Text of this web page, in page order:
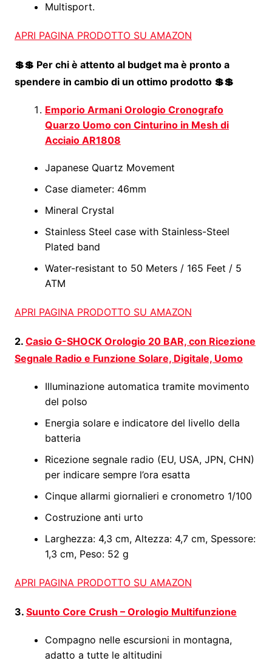
Multisport.
APRI PAGINA PRODOTTO SU AMAZON
💲💲 Per chi è attento al budget ma è pronto a
spendere in cambio di un ottimo prodotto 💲💲
Emporio Armani Orologio Cronografo
Quarzo Uomo con Cinturino in Mesh di
Acciaio AR1808
Japanese Quartz Movement
Case diameter: 46mm
Mineral Crystal
Stainless Steel case with Stainless-Steel
Plated band
Water-resistant to 50 Meters / 165 Feet / 5
ATM
APRI PAGINA PRODOTTO SU AMAZON
2. Casio G-SHOCK Orologio 20 BAR, con Ricezione
Segnale Radio e Funzione Solare, Digitale, Uomo
Illuminazione automatica tramite movimento
del polso
Energia solare e indicatore del livello della
batteria
Ricezione segnale radio (EU, USA, JPN, CHN)
per indicare sempre l’ora esatta
Cinque allarmi giornalieri e cronometro 1/100
Costruzione anti urto
Larghezza: 4,3 cm, Altezza: 4,7 cm, Spessore:
1,3 cm, Peso: 52 g
APRI PAGINA PRODOTTO SU AMAZON
3. Suunto Core Crush – Orologio Multifunzione
Compagno nelle escursioni in montagna,
adatto a tutte le altitudini